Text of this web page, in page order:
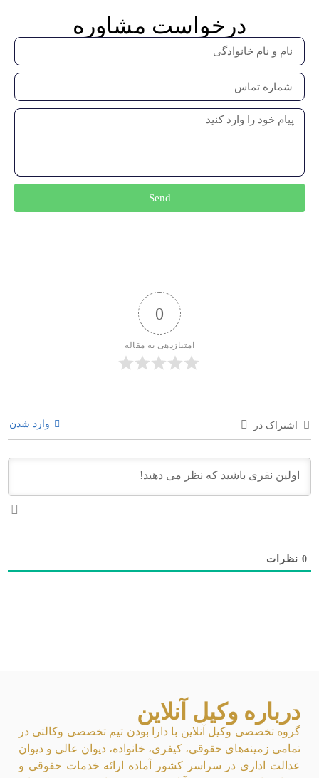
درخواست مشاوره
Send
0
امتیازدهی به مقاله
اشتراک در وارد شدن
0 نظرات
درباره وکیل آنلاین
گروه تخصصی وکیل آنلاین با دارا بودن تیم تخصصی وکالتی در
تمامی زمینه‌های حقوقی، کیفری، خانواده، دیوان عالی و دیوان
عدالت اداری در سراسر کشور آماده ارائه خدمات حقوقی و